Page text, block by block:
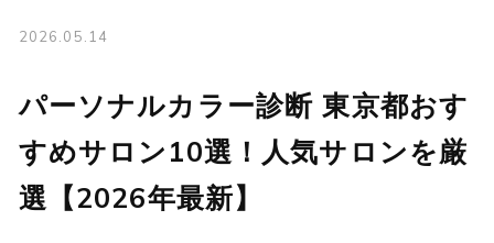
2026.05.14
パーソナルカラー診断 東京都おす
すめサロン10選！人気サロンを厳
選【2026年最新】